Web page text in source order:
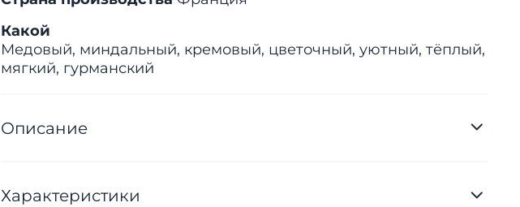
Какой
Медовый, миндальный, кремовый, цветочный, уютный, тёплый,
мягкий, гурманский
Описание
Характеристики